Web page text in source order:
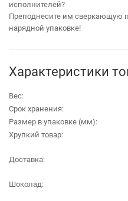
исполнителей?
Преподнесите им сверкающую
нарядной упаковке!
Характеристики
Вес:
Срок хранения:
Размер в упаковке (мм):
Хрупкий товар:
Доставка:
Шоколад: